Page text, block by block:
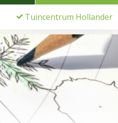
Tuincentrum Hollander